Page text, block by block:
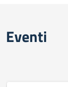
Eventi